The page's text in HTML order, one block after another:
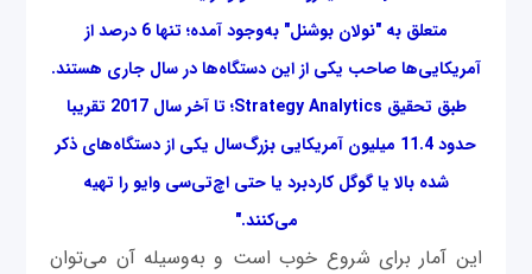
متعلق به "نولان بوشنل" به‌وجود آمده؛ تنها 6 درصد از
آمریکایی‌ها صاحب یکی از این دستگاه‌ها در سال جاری هستند.
طبق تحقیق Strategy Analytics؛ تا آخر سال 2017 تقریبا
حدود 11.4 میلیون آمریکایی بزرگ‌سال یکی از دستگاه‌های ذکر
شده بالا یا گوگل کاردبرد یا حتی اچ‌تی‌سی وایو را تهیه
می‌کنند."
این آمار برای شروع خوب است و به‌وسیله آن می‌توان